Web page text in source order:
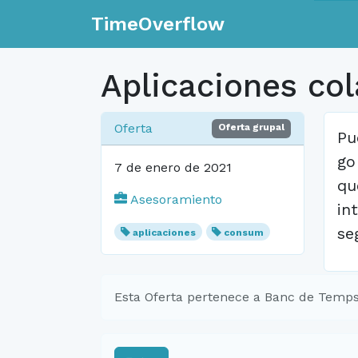
TimeOverflow
Aplicaciones
Oferta Oferta grupal
7 de enero de 2021
Asesoramiento
aplicaciones consum
Esta Oferta pertenece a Banc de